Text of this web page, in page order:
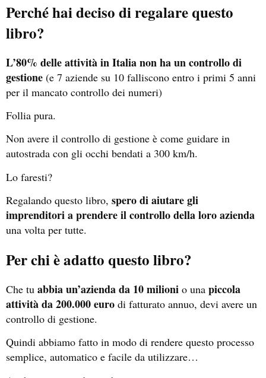
Perché hai deciso di regalare questo
libro?
L’80% delle attività in Italia non ha un controllo di
gestione (e 7 aziende su 10 falliscono entro i primi 5 anni
per il mancato controllo dei numeri)
Follia pura.
Non avere il controllo di gestione è come guidare in
autostrada con gli occhi bendati a 300 km/h.
Lo faresti?
Regalando questo libro, spero di aiutare gli
imprenditori a prendere il controllo della loro azienda
una volta per tutte.
Per chi è adatto questo libro?
Che tu abbia un’azienda da 10 milioni o una piccola
attività da 200.000 euro di fatturato annuo, devi avere un
controllo di gestione.
Quindi abbiamo fatto in modo di rendere questo processo
semplice, automatico e facile da utilizzare…